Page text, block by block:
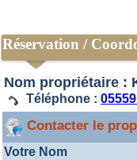
Réservation /
Nom propriétaire :
Téléphone :
Contacter le
Votre Nom